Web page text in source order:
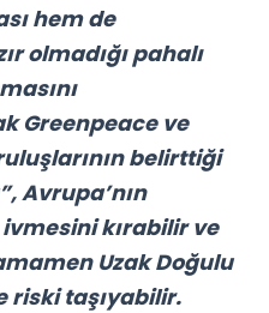
hem de
olmadığı pahalı
Greenpeace ve
belirttiği
Avrupa’nın
kırabilir ve
Uzak Doğulu
riski taşıyabilir.